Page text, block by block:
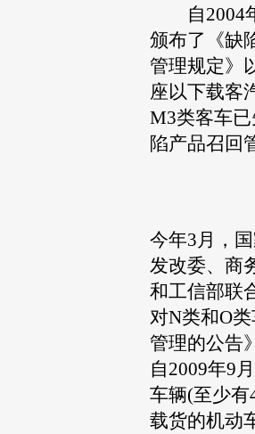
自2004年
颁布了《缺
管理规定》
座以下载客
M3类客车
陷产品召回
今年3月，
发改委、商
和工信部联
对N类和O
管理的公告
自2009年9
车辆(至少
载货的机动